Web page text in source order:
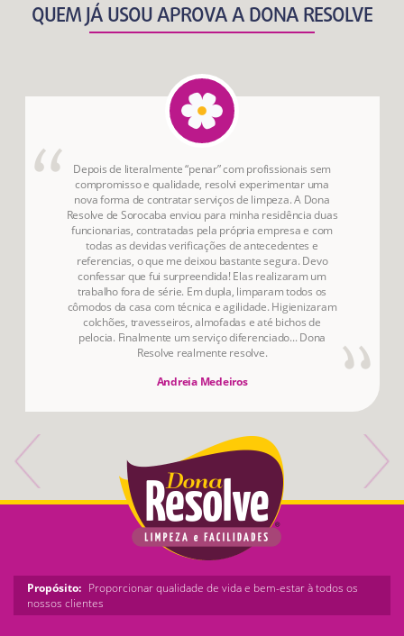
QUEM JÁ USOU APROVA A DONA RESOLVE
Depois de literalmente “penar” com profissionais sem
compromisso e qualidade, resolvi experimentar uma
nova forma de contratar serviços de limpeza. A Dona
Resolve de Sorocaba enviou para minha residência duas
funcionarias, contratadas pela própria empresa e com
todas as devidas verificações de antecedentes e
referencias, o que me deixou bastante segura. Devo
confessar que fui surpreendida! Elas realizaram um
trabalho fora de série. Em dupla, limparam todos os
cômodos da casa com técnica e agilidade. Higienizaram
colchões, travesseiros, almofadas e até bichos de
pelocia. Finalmente um serviço diferenciado... Dona
Resolve realmente resolve.
Andreia Medeiros
Propósito: Proporcionar qualidade de vida e bem-estar à todos os
nossos clientes